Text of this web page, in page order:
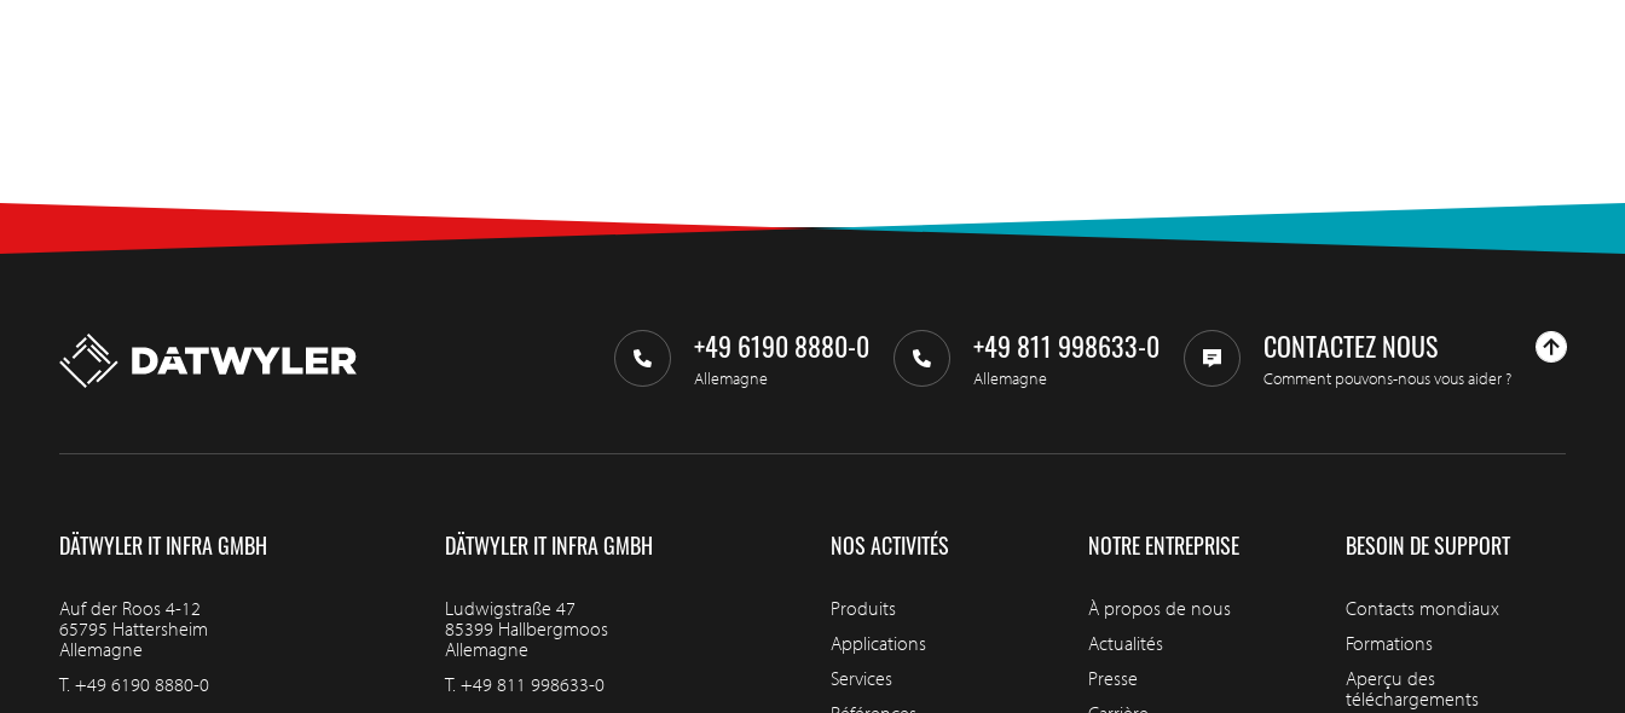
+49 6190 8880-0
Allemagne
+49 811 998633-0
Allemagne
CONTACTEZ NOUS
Comment pouvons-nous vous aider ?
DÄTWYLER IT INFRA GMBH
Auf der Roos 4-12
65795 Hattersheim
Allemagne
T. +49 6190 8880-0
DÄTWYLER IT INFRA GMBH
Ludwigstraße 47
85399 Hallbergmoos
Allemagne
T. +49 811 998633-0
NOS ACTIVITÉS
Produits
Applications
Services
NOTRE ENTREPRISE
À propos de nous
Actualités
Presse
BESOIN DE SUPPORT
Contacts mondiaux
Formations
Aperçu des
téléchargements